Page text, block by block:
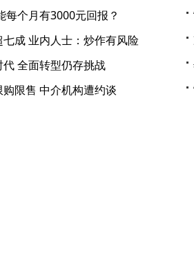
个月有3000元回报？
成 业内人士：炒作有风险
全面转型仍存挑战
限售 中介机构遭约谈